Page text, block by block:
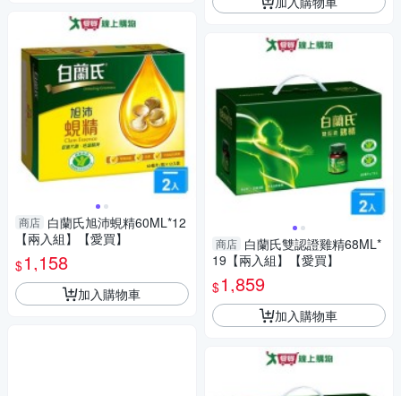
商店 白蘭氏旭沛蜆精60ML*12
【兩入組】【愛買】
$1,158
加入購物車
商店 白蘭氏雙認證雞精68ML*
19【兩入組】【愛買】
$1,859
加入購物車